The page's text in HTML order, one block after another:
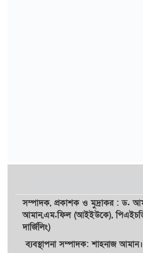
সম্পাদক, প্রকাশকওমুদ্রাকর: ড.
আমান,এম.ফিল (আইইউকে),
দার্জিলিং)
ব্যবস্থাপনা সম্পাদক: শাহনাজ আমান।